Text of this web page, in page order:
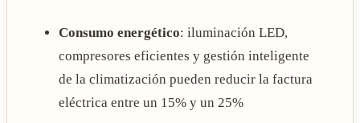
Consumo energético: iluminación LED,
compresores eficientes y gestión inteligente
de la climatización pueden reducir la factura
eléctrica entre un 15% y un 25%